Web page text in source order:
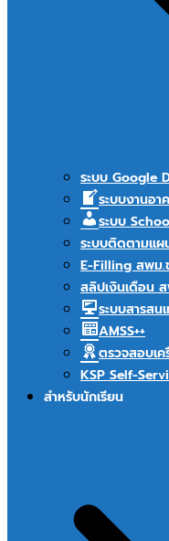
ระบบ Google
ระบบงานอา
ระบบ
ระบบติดตามแ
E-Filling สพม.
สลิปเงินเดือน
ระบบสารสน
AMSS++
ตรวจสอบเค
KSP Self-
สำหรับนักเรียน